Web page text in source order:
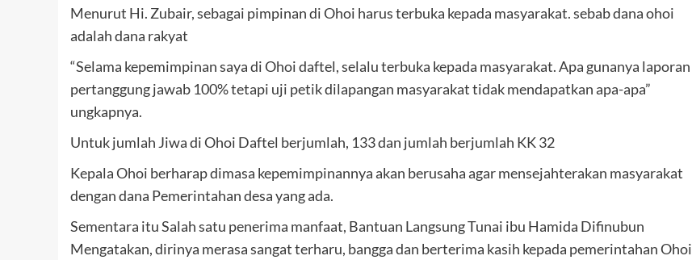
Menurut Hi. Zubair, sebagai pimpinan di Ohoi harus terbuka kepada masyarakat. sebab dana ohoi
adalah dana rakyat
“Selama kepemimpinan saya di Ohoi daftel, selalu terbuka kepada masyarakat. Apa gunanya laporan
pertanggung jawab 100% tetapi uji petik dilapangan masyarakat tidak mendapatkan apa-apa”
ungkapnya.
Untuk jumlah Jiwa di Ohoi Daftel berjumlah, 133 dan jumlah berjumlah KK 32
Kepala Ohoi berharap dimasa kepemimpinannya akan berusaha agar mensejahterakan masyarakat
dengan dana Pemerintahan desa yang ada.
Sementara itu Salah satu penerima manfaat, Bantuan Langsung Tunai ibu Hamida Difinubun
Mengatakan, dirinya merasa sangat terharu, bangga dan berterima kasih kepada pemerintahan Ohoi